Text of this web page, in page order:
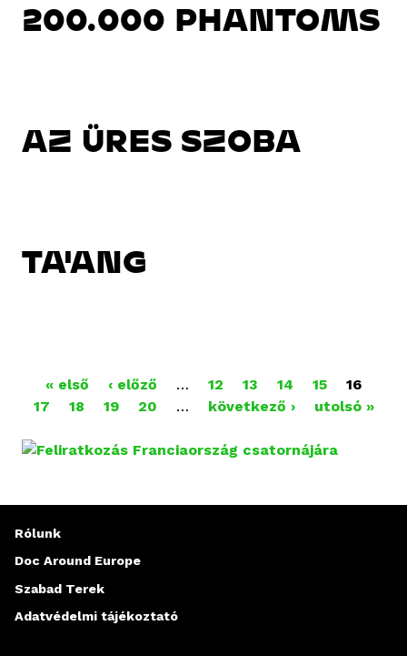
200.000 PHANTOMS
AZ ÜRES SZOBA
TA'ANG
O
L
D
L
A
K
« első ‹ előző … 12 13 14 15
16
17
18 19 20 … következő › utolsó »
Rólunk
Doc Around Europe
Szabad Terek
Adatvédelmi tájékoztató